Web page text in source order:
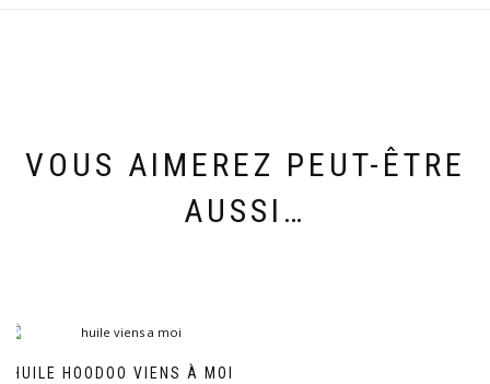
VOUS AIMEREZ PEUT-ÊTRE
AUSSI…
HUILE HOODOO VIENS À MOI